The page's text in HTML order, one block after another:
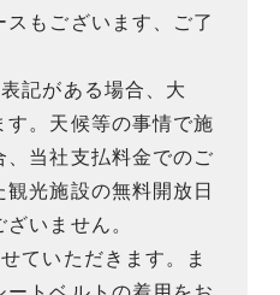
もございます、ご了
記がある場合、大
す。天候等の事情で施
当社支払料金でのご
光施設の無料開放日
いません。
ていただきます。ま